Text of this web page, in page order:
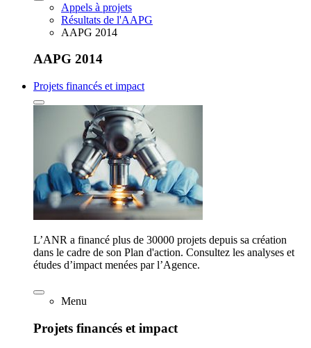
Appels à projets
Résultats de l'AAPG
AAPG 2014
AAPG 2014
Projets financés et impact
L’ANR a financé plus de 30000 projets depuis sa création
dans le cadre de son Plan d'action. Consultez les analyses et
études d’impact menées par l’Agence.
Menu
Projets financés et impact